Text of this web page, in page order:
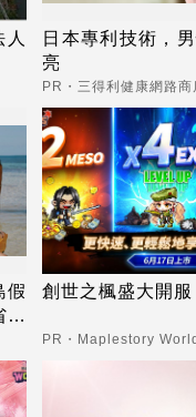
日本專利技術，
亮
PR・三得利健康網路商
假
錢
創世之楓盛大開服
PR・Maplestory